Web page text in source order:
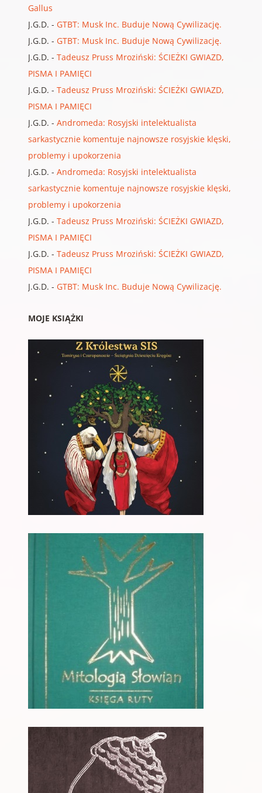
Gallus
J.G.D. - GTBT: Musk Inc. Buduje Nową Cywilizację.
J.G.D. - GTBT: Musk Inc. Buduje Nową Cywilizację.
J.G.D. - Tadeusz Pruss Mroziński: ŚCIEŻKI GWIAZD,
PISMA I PAMIĘCI
J.G.D. - Tadeusz Pruss Mroziński: ŚCIEŻKI GWIAZD,
PISMA I PAMIĘCI
J.G.D. - Andromeda: Rosyjski intelektualista
sarkastycznie komentuje najnowsze rosyjskie klęski,
problemy i upokorzenia
J.G.D. - Andromeda: Rosyjski intelektualista
sarkastycznie komentuje najnowsze rosyjskie klęski,
problemy i upokorzenia
J.G.D. - Tadeusz Pruss Mroziński: ŚCIEŻKI GWIAZD,
PISMA I PAMIĘCI
J.G.D. - Tadeusz Pruss Mroziński: ŚCIEŻKI GWIAZD,
PISMA I PAMIĘCI
J.G.D. - GTBT: Musk Inc. Buduje Nową Cywilizację.
MOJE KSIĄŻKI